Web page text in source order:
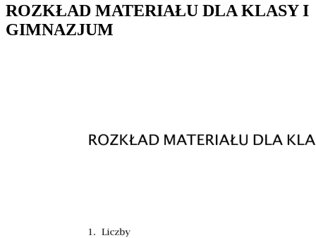
ROZKŁAD MATERIAŁU DLA KLASY I
GIMNAZJUM